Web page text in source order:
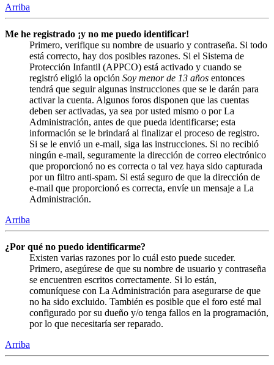
Arriba
Me he registrado ¡y no me puedo identificar!
Primero, verifique su nombre de usuario y contraseña. Si todo
está correcto, hay dos posibles razones. Si el Sistema de
Protección Infantil (APPCO) está activado y cuando se
registró eligió la opción Soy menor de 13 años entonces
tendrá que seguir algunas instrucciones que se le darán para
activar la cuenta. Algunos foros disponen que las cuentas
deben ser activadas, ya sea por usted mismo o por La
Administración, antes de que pueda identificarse; esta
información se le brindará al finalizar el proceso de registro.
Si se le envió un e-mail, siga las instrucciones. Si no recibió
ningún e-mail, seguramente la dirección de correo electrónico
que proporcionó no es correcta o tal vez haya sido capturada
por un filtro anti-spam. Si está seguro de que la dirección de
e-mail que proporcionó es correcta, envíe un mensaje a La
Administración.
Arriba
¿Por qué no puedo identificarme?
Existen varias razones por lo cuál esto puede suceder.
Primero, asegúrese de que su nombre de usuario y contraseña
se encuentren escritos correctamente. Si lo están,
comuníquese con La Administración para asegurarse de que
no ha sido excluido. También es posible que el foro esté mal
configurado por su dueño y/o tenga fallos en la programación,
por lo que necesitaría ser reparado.
Arriba